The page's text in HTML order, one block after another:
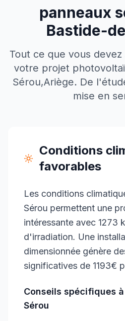
panneaux
Bastide-
Tout ce que vous
votre projet
Sérou,Ariège. De
mise en
Conditions
favorables
Les conditions
Sérou permettent une
intéressante avec 1273
d'irradiation. Une
dimensionnée génère
significatives de 1193€
Conseils spécifiques à
Sérou